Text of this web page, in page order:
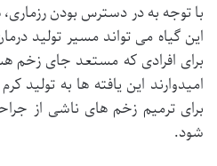
با توجه به در دسترس بودن
این گیاه می تواند مسیر تولید
برای افرادی که مستعد جای زخم
امیدوارند این یافته ها به
برای ترمیم زخم های ناشی از
شود.